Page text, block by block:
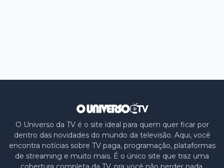
O Universo da TV é o site ideal para quem quer ficar por
dentro das novidades do mundo da televisão. Aqui, você
encontra notícias sobre TV paga, programação, plataformas
de streaming e muito mais. É o único site que traz uma